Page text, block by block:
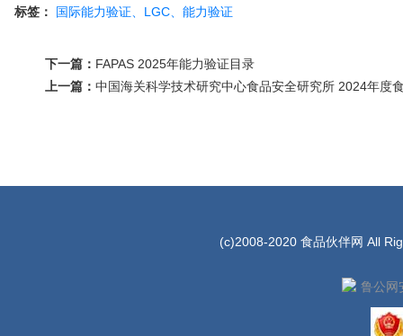
标签： 国际能力验证、LGC、能力验证
下一篇： FAPAS 2025年能力验证目录
上一篇： 中国海关科学技术研究中心食品安全研究所 2024年度
(c)2008-2020 食品伙伴网 All
鲁公网